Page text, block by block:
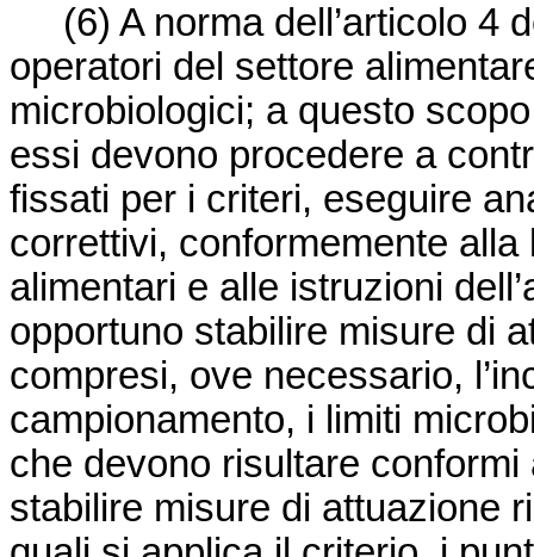
(6) A norma dell’articolo 4
operatori del settore
microbiologici; a questo
essi devono procedere a
fissati per i criteri, eseguire
correttivi, conformemente
alimentari e alle istruzioni
opportuno stabilire misure di
compresi, ove necessario,
campionamento, i limiti
che devono risultare
stabilire misure di attuazione